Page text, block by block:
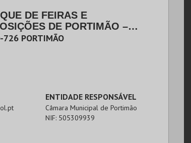
DE FEIRAS E
DE PORTIMÃO –
DO MOINHO
726 PORTIMÃO
ENTIDADE RESPONSÁVEL
Câmara Municipal de Portimão
NIF: 505309939